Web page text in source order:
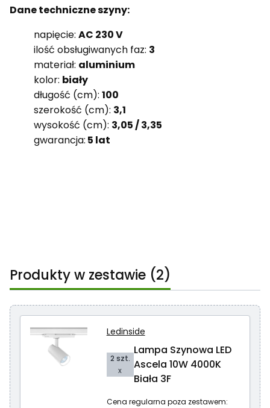
Dane techniczne szyny:
napięcie: AC 230 V
ilość obsługiwanych faz: 3
materiał: aluminium
kolor: biały
długość (cm): 100
szerokość (cm): 3,1
wysokość (cm): 3,05 / 3,35
gwarancja: 5 lat
Produkty w zestawie (2)
Ledinside
2 szt.
x
Lampa Szynowa LED
Ascela 10W 4000K
Biała 3F
Cena regularna poza zestawem: